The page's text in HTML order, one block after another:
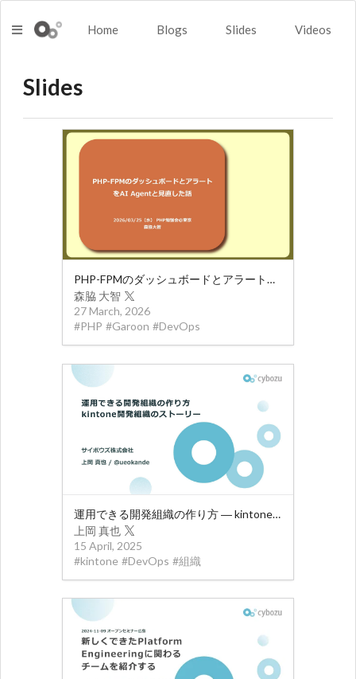
Home Blogs Slides Videos
Slides
PHP-FPMのダッシュボードとアラートをAI Agentと見直した話
森脇 大智
27 March, 2026
#PHP #Garoon #DevOps
運用できる開発組織の作り方 ― kintone開発組織のストーリー
上岡 真也
15 April, 2025
#kintone #DevOps #組織